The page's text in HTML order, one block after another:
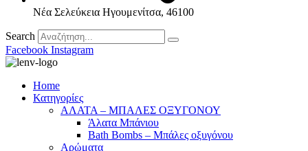
Νέα Σελεύκεια Ηγουμενίτσα, 46100
Search
Facebook Instagram
Home
Κατηγορίες
ΑΛΑΤΑ – ΜΠΑΛΕΣ ΟΞΥΓΟΝΟΥ
Άλατα Μπάνιου
Bath Bombs – Μπάλες οξυγόνου
Αρώματα